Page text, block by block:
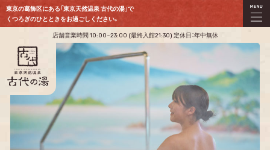
東京の葛飾区にある「東京天然温泉 古代の湯」で
くつろぎのひとときをお過ごしください。
店舗営業時間 10:00~23:00 (最終入館21:30) 定休日：年中無休